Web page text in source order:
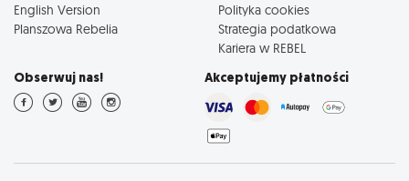
English Version
Planszowa Rebelia
Polityka cookies
Strategia podatkowa
Kariera w REBEL
Obserwuj nas! Akceptujemy płatności